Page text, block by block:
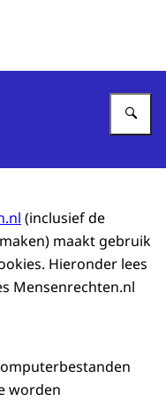
(inclusief de
maakt gebruik
Hieronder lees
Mensenrechten.nl
worden